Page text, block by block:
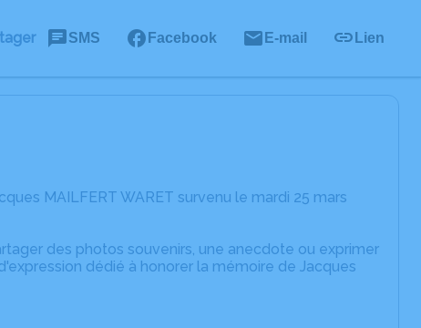
SMS Facebook E-mail Lien
MAILFERT WARET survenu le mardi 25 mars
des photos souvenirs, une anecdote ou exprimer
dédié à honorer la mémoire de Jacques